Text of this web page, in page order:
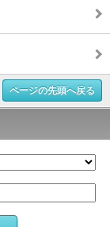
ページの先頭へ戻る